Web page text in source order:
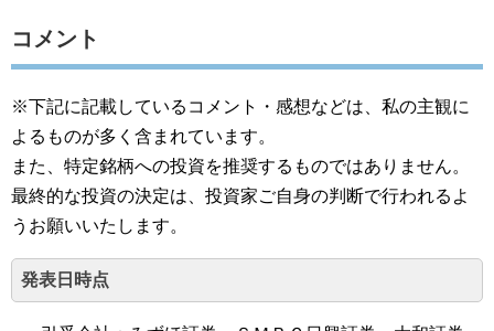
コメント
※下記に記載しているコメント・感想などは、私の主観に
よるものが多く含まれています。
また、特定銘柄への投資を推奨するものではありません。
最終的な投資の決定は、投資家ご自身の判断で行われるよ
うお願いいたします。
発表日時点